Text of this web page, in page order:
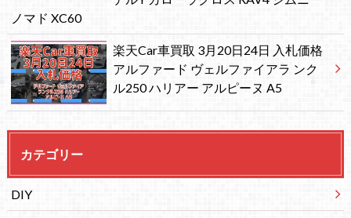
ノマド XC60
楽天Car車買取 3月20日24日 入札価格
アルファード ヴェルファイアラ ンク
ル250 ハリアー アルピーヌ A5
カテゴリー
DIY